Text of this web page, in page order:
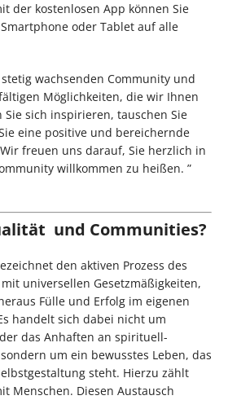
der kostenlosen App können Sie
oder Tablet auf alle
wachsenden Community und
Möglichkeiten, die wir Ihnen
Sie sich inspirieren, tauschen Sie
eine positive und bereichernde
freuen uns darauf, Sie herzlich in
willkommen zu heißen. ”
und Communities?
den aktiven Prozess des
universellen Gesetzmäßigkeiten,
Fülle und Erfolg im eigenen
handelt sich dabei nicht um
das Anhaften an spirituell-
um ein bewusstes Leben, das
steht. Hierzu zählt
Menschen. Diesen Austausch